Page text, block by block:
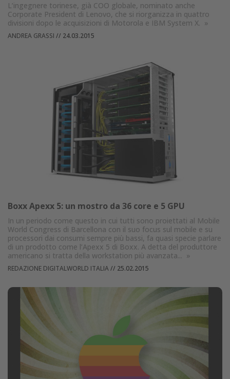
L’ingegnere torinese, già COO globale, nominato anche
Corporate President di Lenovo, che si riorganizza in quattro
divisioni dopo le acquisizioni di Motorola e IBM System X. »
ANDREA GRASSI // 24.03.2015
Boxx Apexx 5: un mostro da 36 core e 5 GPU
In un periodo come questo in cui tutti sono proiettati al Mobile
World Congress di Barcellona con il suo focus sul mobile e su
processori dai consumi sempre più bassi, fa quasi specie parlare
di un prodotto come l’Apexx 5 di Boxx. A detta del produttore
americano si tratta della workstation più avanzata... »
REDAZIONE DIGITALWORLD ITALIA// 25.02.2015